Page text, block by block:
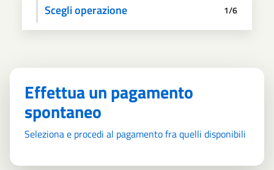
Scegli operazione
Informativa privacy
Scegli il pagamento
Dati anagrafici
Paga
Riepilogo 1/6
Effettua un pagamento
spontaneo
Seleziona e procedi al pagamento fra quelli disponibili